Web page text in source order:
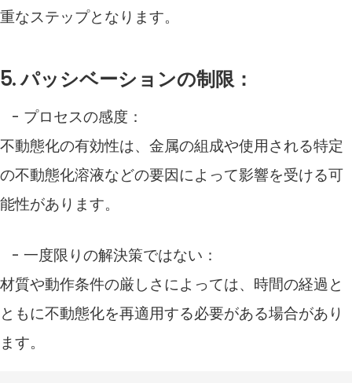
重なステップとなります。
5. パッシベーションの制限：
- プロセスの感度：
不動態化の有効性は、金属の組成や使用される特定
の不動態化溶液などの要因によって影響を受ける可
能性があります。
- 一度限りの解決策ではない：
材質や動作条件の厳しさによっては、時間の経過と
ともに不動態化を再適用する必要がある場合があり
ます。